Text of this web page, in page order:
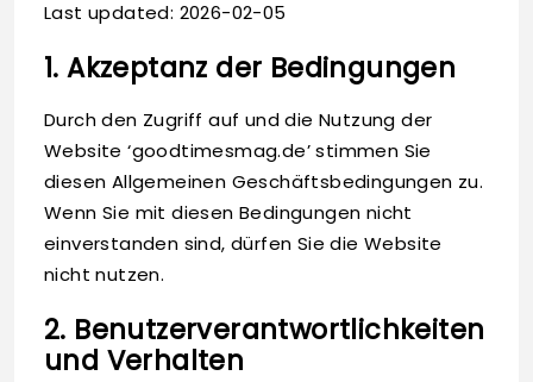
Last updated: 2026-02-05
1. Akzeptanz der Bedingungen
Durch den Zugriff auf und die Nutzung der
Website ‘goodtimesmag.de’ stimmen Sie
diesen Allgemeinen Geschäftsbedingungen zu.
Wenn Sie mit diesen Bedingungen nicht
einverstanden sind, dürfen Sie die Website
nicht nutzen.
2. Benutzerverantwortlichkeiten
und Verhalten